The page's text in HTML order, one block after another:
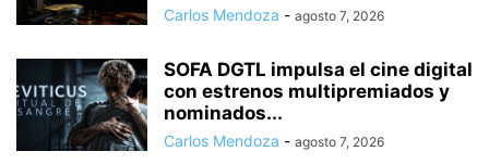
Carlos Mendoza - agosto 7, 2026
SOFA DGTL impulsa el cine digital
con estrenos multipremiados y
nominados...
Carlos Mendoza - agosto 7, 2026